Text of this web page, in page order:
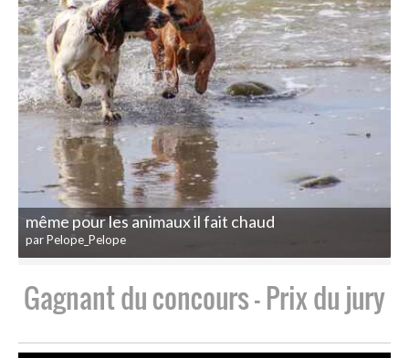
même pour les animaux il fait chaud
par Pelope_Pelope
Gagnant du concours - Prix du jury